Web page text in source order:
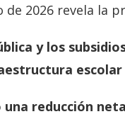
2026 revela la
y los
reducción